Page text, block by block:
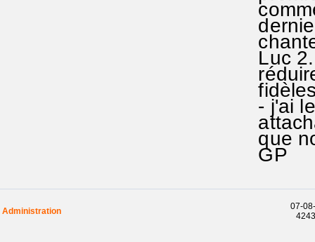
Luc
- j'ai
que
GP
Administration
07-